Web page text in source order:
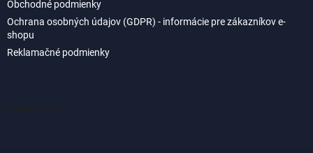
Obchodné podmienky
Ochrana osobných údajov (GDPR) - informácie pre zákazníkov e-
shopu
Reklamačné podmienky